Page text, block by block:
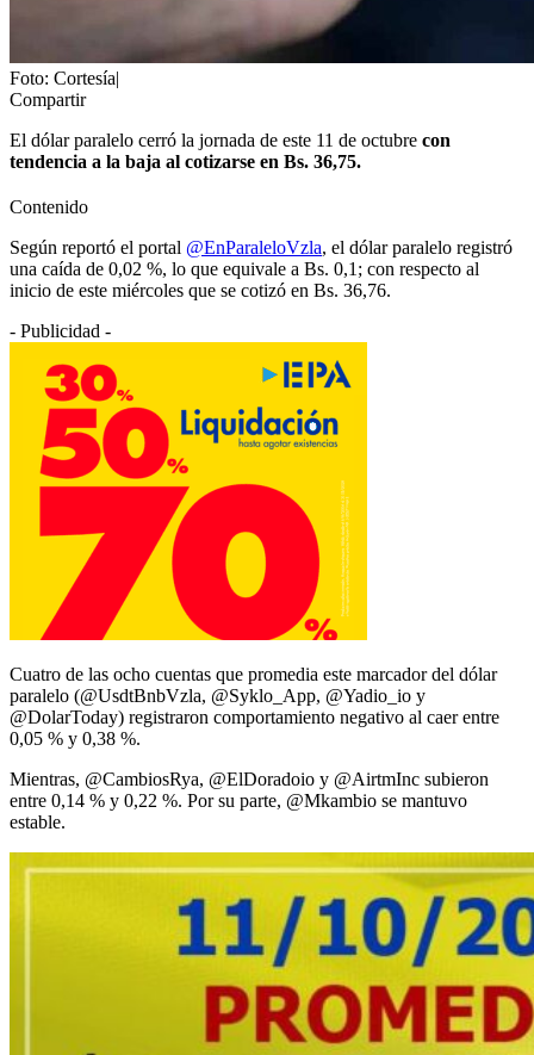
Foto: Cortesía|
Compartir
El dólar paralelo cerró la jornada de este 11 de octubre con
tendencia a la baja al cotizarse en Bs. 36,75.
Contenido
Según reportó el portal @EnParaleloVzla, el dólar paralelo registró
una caída de 0,02 %, lo que equivale a Bs. 0,1; con respecto al
inicio de este miércoles que se cotizó en Bs. 36,76.
- Publicidad -
Cuatro de las ocho cuentas que promedia este marcador del dólar
paralelo (@UsdtBnbVzla, @Syklo_App, @Yadio_io y
@DolarToday) registraron comportamiento negativo al caer entre
0,05 % y 0,38 %.
Mientras, @CambiosRya, @ElDoradoio y @AirtmInc subieron
entre 0,14 % y 0,22 %. Por su parte, @Mkambio se mantuvo
estable.